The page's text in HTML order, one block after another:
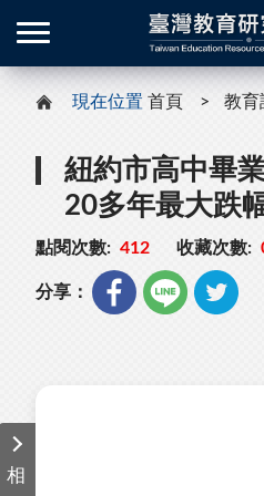
現在位置 首頁 教育
紐約市高中畢
20多年最大跌
點閱次數: 412 收藏次數:
分享：
相